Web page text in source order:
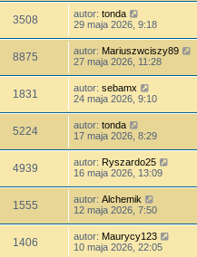
3508 autor: tonda
29 maja 2026, 9:18
8875 autor: Mariuszwciszy89
27 maja 2026, 11:28
1831 autor: sebamx
24 maja 2026, 9:10
5224 autor: tonda
17 maja 2026, 8:29
4939 autor: Ryszardo25
16 maja 2026, 13:09
1555 autor: Alchemik
12 maja 2026, 7:50
1406 autor: Maurycy123
10 maja 2026, 22:05